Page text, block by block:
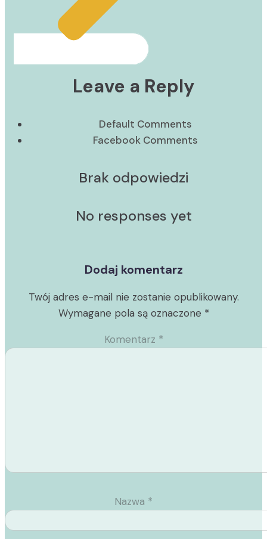
Leave a Reply
Default Comments
Facebook Comments
Brak odpowiedzi
No responses yet
Dodaj komentarz
Twój adres e-mail nie zostanie opublikowany.
Wymagane pola są oznaczone *
Komentarz *
Nazwa *